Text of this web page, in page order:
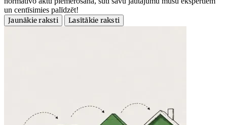
un centīsimies palīdzēt!
Jaunākie raksti
Lasītākie raksti